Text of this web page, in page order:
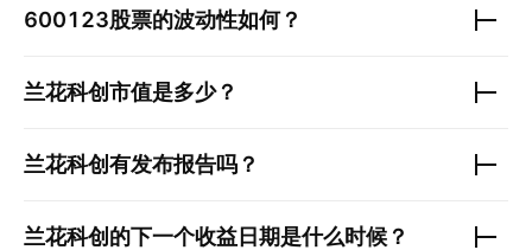
600123股票的波动性如何？
兰花科创市值是多少？
兰花科创有发布报告吗？
兰花科创 的下一个收益日期是什么时候？